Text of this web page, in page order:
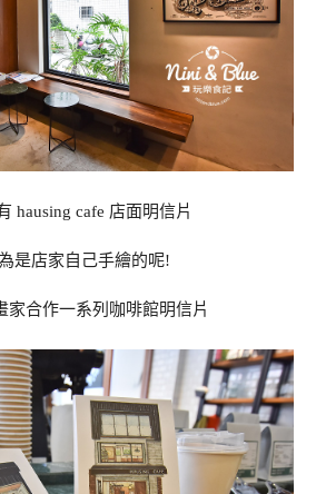
hausing cafe 店面明信片
是店家自己手繪的呢!
家合作一系列咖啡館明信片